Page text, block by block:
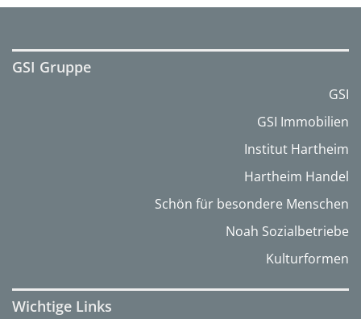
GSI Gruppe
GSI
GSI Immobilien
Institut Hartheim
Hartheim Handel
Schön für besondere Menschen
Noah Sozialbetriebe
Kulturformen
Wichtige Links